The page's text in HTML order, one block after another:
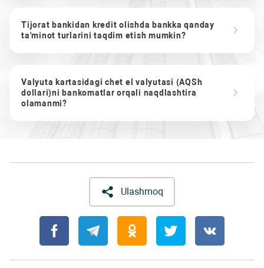
Tijorat bankidan kredit olishda bankka qanday
ta'minot turlarini taqdim etish mumkin?
Valyuta kartasidagi chet el valyutasi (AQSh
dollari)ni bankomatlar orqali naqdlashtira
olamanmi?
Ulashmoq